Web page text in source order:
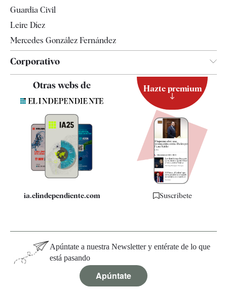
Guardia Civil
Leire Díez
Mercedes González Fernández
Corporativo
Contacto
Quiénes somos
Especificaciones
Otras webs de
ia.elindependiente.com
Hazte premium
Suscríbete
Apúntate a nuestra Newsletter y entérate de lo que
está pasando
Apúntate